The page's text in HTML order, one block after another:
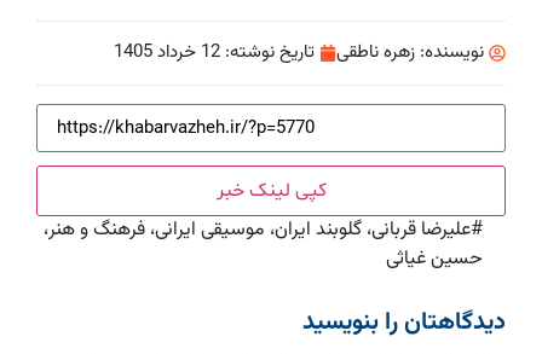
نویسنده: زهره ناطقی تاریخ نوشته: 12 خرداد 1405
کپی لینک خبر
#علیرضا قربانی، گلوبند ایران، موسیقی ایرانی، فرهنگ و هنر،
حسین غیاثی
دیدگاهتان را بنویسید